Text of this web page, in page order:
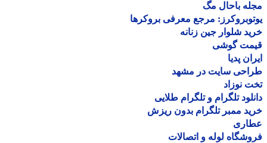
باحال مگ
مرجع معرفی بروکرها
شلوار جین زنانه
گوشی
پدیا
سایت در مشهد
نوزاد
تلگرام و تلگرام طلایی
ممبر تلگرام بدون ریزش
لوله و اتصالات